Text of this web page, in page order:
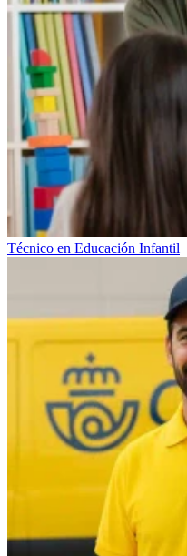
Técnico en Educación Infantil